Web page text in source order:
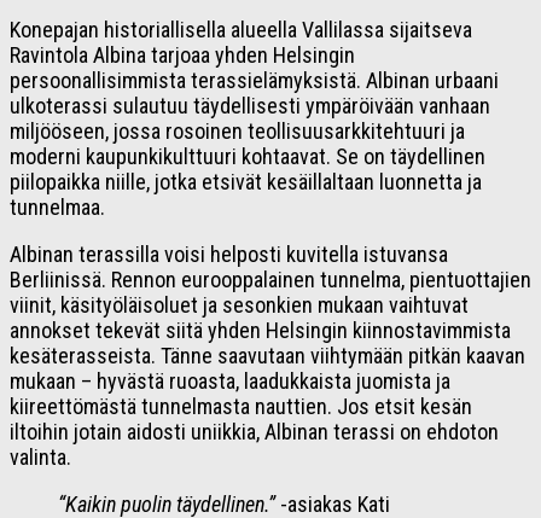
Konepajan historiallisella alueella Vallilassa sijaitseva
Ravintola Albina tarjoaa yhden Helsingin
persoonallisimmista terassielämyksistä. Albinan urbaani
ulkoterassi sulautuu täydellisesti ympäröivään vanhaan
miljööseen, jossa rosoinen teollisuusarkkitehtuuri ja
moderni kaupunkikulttuuri kohtaavat. Se on täydellinen
piilopaikka niille, jotka etsivät kesäillaltaan luonnetta ja
tunnelmaa.
Albinan terassilla voisi helposti kuvitella istuvansa
Berliinissä. Rennon eurooppalainen tunnelma, pientuottajien
viinit, käsityöläisoluet ja sesonkien mukaan vaihtuvat
annokset tekevät siitä yhden Helsingin kiinnostavimmista
kesäterasseista. Tänne saavutaan viihtymään pitkän kaavan
mukaan – hyvästä ruoasta, laadukkaista juomista ja
kiireettömästä tunnelmasta nauttien. Jos etsit kesän
iltoihin jotain aidosti uniikkia, Albinan terassi on ehdoton
valinta.
“Kaikin puolin täydellinen.”-asiakas Kati